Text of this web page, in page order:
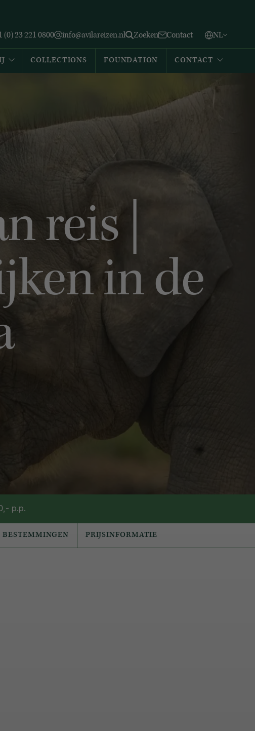
(0) 23 221 0800 info@avilareizen.nl Zoeken Contact NL
Español
COLLECTIONS FOUNDATION CONTACT
reis |
in de
p.p.
BESTEMMINGEN PRIJSINFORMATIE